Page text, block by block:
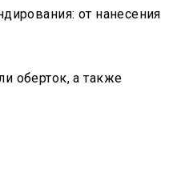
от нанесения
оберток, а также